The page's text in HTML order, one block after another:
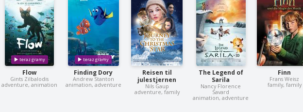
Flow
Gints Zilbalodis
adventure, animation
Finding Dory
Andrew Stanton
animation, adventure
Reisen til
julestjernen
Nils Gaup
adventure, family
The Legend of
Sarila
Nancy Florence
Savard
animation, adventure
Finn
Frans Weisz
family, family